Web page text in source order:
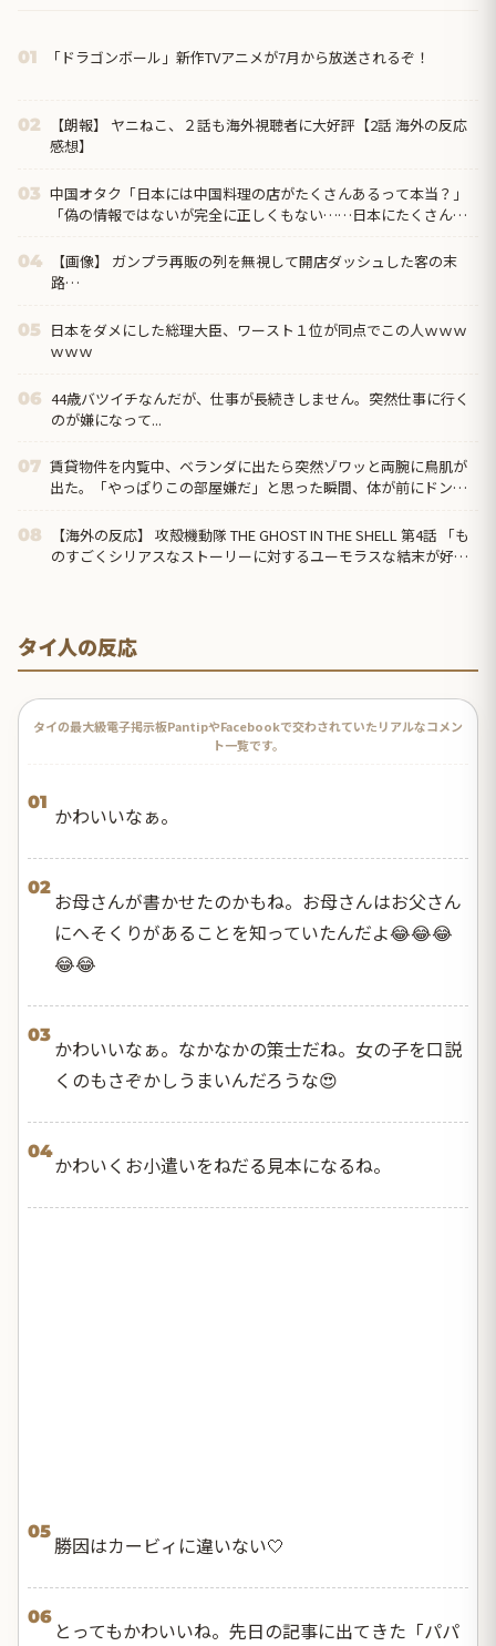
01 「ドラゴンボール」新作TVアニメが7月から放送されるぞ！
02
【朗報】 ヤニねこ、２話も海外視聴者に大好評【2話 海外の反応
感想】
03 中国オタク「日本には中国料理の店がたくさんあるって本当？」
「偽の情報ではないが完全に正しくもない……日本にたくさんあ
04
【画像】 ガンプラ再販の列を無視して開店ダッシュした客の末
路…
05 日本をダメにした総理大臣、ワースト１位が同点でこの人ｗｗｗ
ｗｗｗ
06 44歳バツイチなんだが、仕事が長続きしません。突然仕事に行く
のが嫌になって...
07 賃貸物件を内覧中、ベランダに出たら突然ゾワッと両腕に鳥肌が
出た。「やっぱりこの部屋嫌だ」と思った瞬間、体が前にドンッ
08
【海外の反応】 攻殻機動隊 THE GHOST IN THE SHELL 第4話 「も
のすごくシリアスなストーリーに対するユーモラスな結末が好
タイ人の反応
タイの最大級電子掲示板PantipやFacebookで交わされていたリアルなコメン
ト一覧です。
01
かわいいなぁ。
02
お母さんが書かせたのかもね。お母さんはお父さん
にへそくりがあることを知っていたんだよ😂😂😂
😂😂
03
かわいいなぁ。なかなかの策士だね。女の子を口説
くのもさぞかしうまいんだろうな😍
04
かわいくお小遣いをねだる見本になるね。
05
勝因はカービィに違いない🤍
06
とってもかわいいね。先日の記事に出てきた「パパ